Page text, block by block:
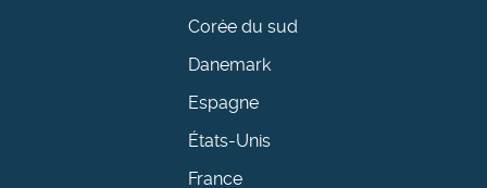
Corée du sud
Danemark
Espagne
États-Unis
France